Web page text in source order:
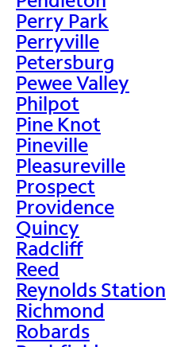
Perry Park
Perryville
Petersburg
Pewee Valley
Philpot
Pine Knot
Pineville
Pleasureville
Prospect
Providence
Quincy
Radcliff
Reed
Reynolds Station
Richmond
Robards